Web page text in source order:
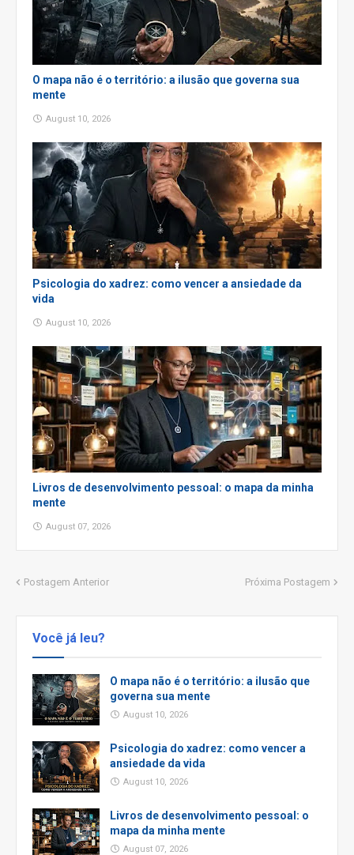
O mapa não é o território: a ilusão que governa sua
mente
August 10, 2026
Psicologia do xadrez: como vencer a ansiedade da
vida
August 10, 2026
Livros de desenvolvimento pessoal: o mapa da minha
mente
August 07, 2026
Postagem Anterior Próxima Postagem
Você já leu?
O mapa não é o território: a ilusão que
governa sua mente
August 10, 2026
Psicologia do xadrez: como vencer a
ansiedade da vida
August 10, 2026
Livros de desenvolvimento pessoal: o
mapa da minha mente
August 07, 2026